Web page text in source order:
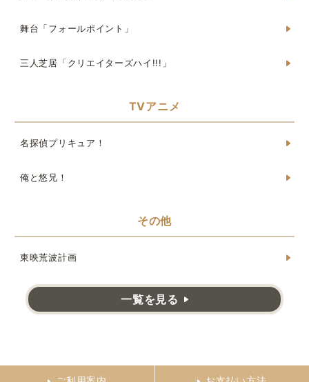
舞台「フォールポイント」
三人芝居「クリエイターズハイ!!!」
TVアニメ
名探偵プリキュア！
俺と悠兄！
その他
東映荒波計画
一覧を見る